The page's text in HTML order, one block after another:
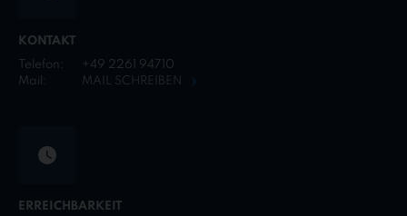
KONTAKT
Telefon:
+49 2261 94710
Mail:
MAIL SCHREIBEN
ERREICHBARKEIT